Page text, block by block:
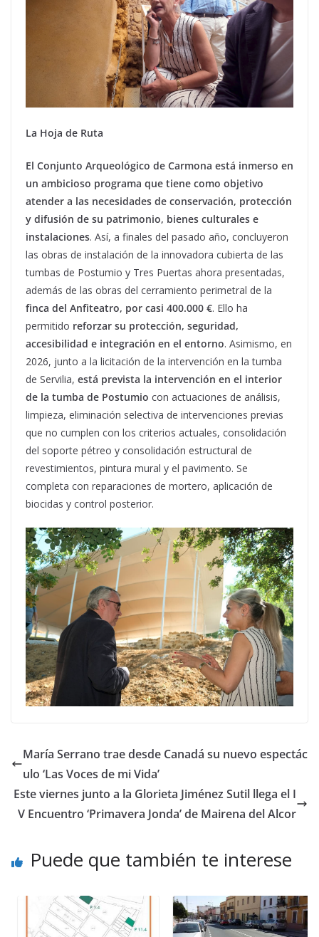
La Hoja de Ruta
El Conjunto Arqueológico de Carmona está inmerso en
un ambicioso programa que tiene como objetivo
atender a las necesidades de conservación, protección
y difusión de su patrimonio, bienes culturales e
instalaciones. Así, a finales del pasado año, concluyeron
las obras de instalación de la innovadora cubierta de las
tumbas de Postumio y Tres Puertas ahora presentadas,
además de las obras del cerramiento perimetral de la
finca del Anfiteatro, por casi 400.000 €. Ello ha
permitido reforzar su protección, seguridad,
accesibilidad e integración en el entorno. Asimismo, en
2026, junto a la licitación de la intervención en la tumba
de Servilia, está prevista la intervención en el interior
de la tumba de Postumio con actuaciones de análisis,
limpieza, eliminación selectiva de intervenciones previas
que no cumplen con los criterios actuales, consolidación
del soporte pétreo y consolidación estructural de
revestimientos, pintura mural y el pavimento. Se
completa con reparaciones de mortero, aplicación de
biocidas y control posterior.
María Serrano trae desde Canadá su nuevo espectác
ulo ‘Las Voces de mi Vida’
Este viernes junto a la Glorieta Jiménez Sutil llega el I
V Encuentro ‘Primavera Jonda’ de Mairena del Alcor
Puede que también te interese